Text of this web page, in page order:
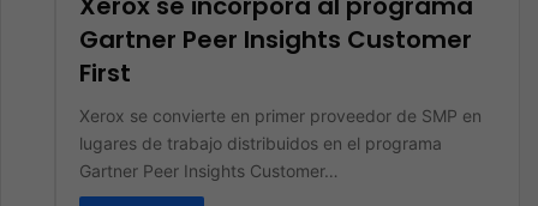
Gartner Peer Insights Customer
First
Xerox se convierte en primer proveedor de SMP en
lugares de trabajo distribuidos en el programa
Gartner Peer Insights Customer…